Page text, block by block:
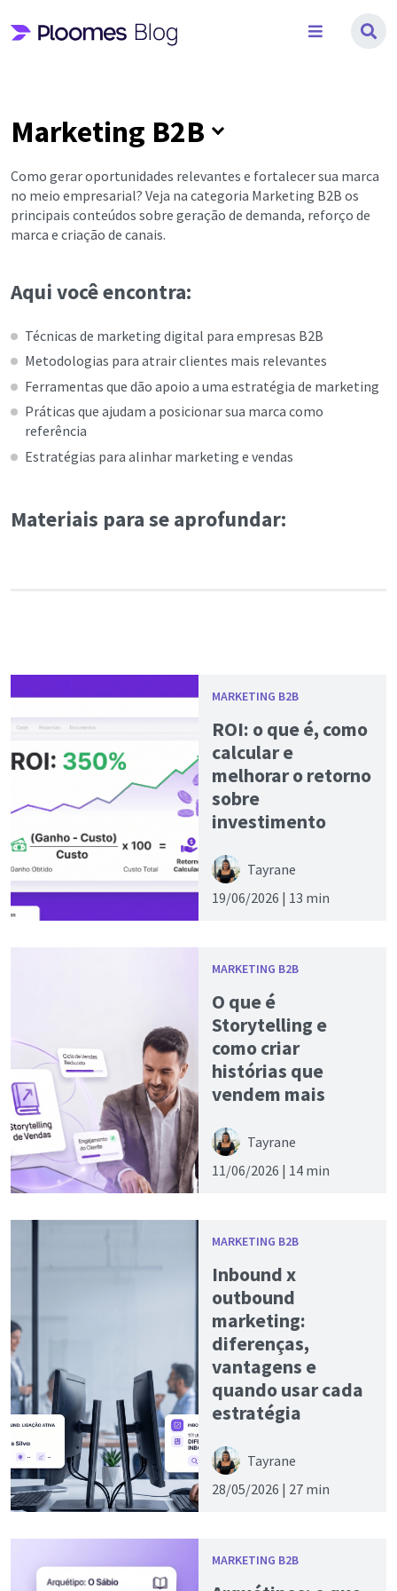
para
Marketing B2B
Como gerar oportunidades relevantes e fortalecer sua marca
no meio empresarial? Veja na categoria Marketing B2B os
principais conteúdos sobre geração de demanda, reforço de
marca e criação de canais.
Aqui você encontra:
Técnicas de marketing digital para empresas B2B
Metodologias para atrair clientes mais relevantes
Ferramentas que dão apoio a uma estratégia de marketing
Práticas que ajudam a posicionar sua marca como
referência
Estratégias para alinhar marketing e vendas
Materiais para se aprofundar:
MARKETING B2B
ROI: o que é, como
calcular e
melhorar o retorno
sobre
investimento
Tayrane
19/06/2026 | 13 min
MARKETING B2B
O que é
Storytelling e
como criar
histórias que
vendem mais
Tayrane
11/06/2026 | 14 min
MARKETING B2B
Inbound x
outbound
marketing:
diferenças,
vantagens e
quando usar cada
estratégia
Tayrane
28/05/2026 | 27 min
MARKETING B2B